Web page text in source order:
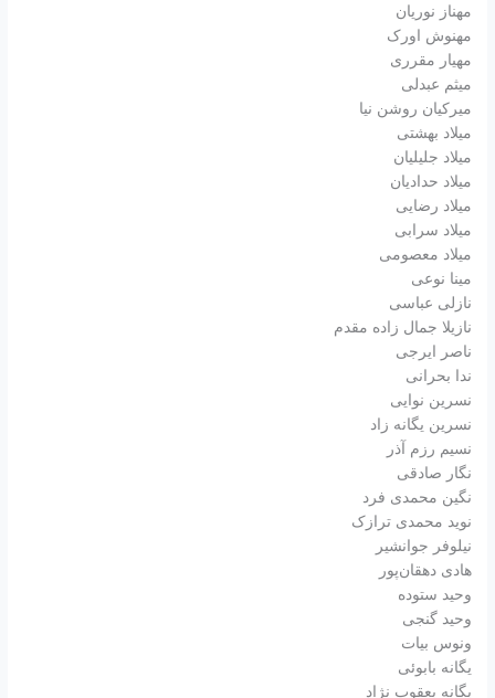
مهناز نوریان
مهنوش اورک
مهیار مقرری
میثم عبدلی
میرکیان روشن نیا
میلاد بهشتی
میلاد جلیلیان
میلاد حدادیان
میلاد رضایی
میلاد سرابی
میلاد معصومی
مینا نوعی
نازلی عباسی
نازیلا جمال زاده مقدم
ناصر ایرجی
ندا بحرانی
نسرین نوایی
نسرین یگانه زاد
نسیم رزم آذر
نگار صادقی
نگین محمدی فرد
نوید محمدی ترازک
نیلوفر جوانشیر
هادی دهقان‌پور
وحید ستوده
وحید گنجی
ونوس بیات
یگانه بابوئی
یگانه یعقوب نژاد